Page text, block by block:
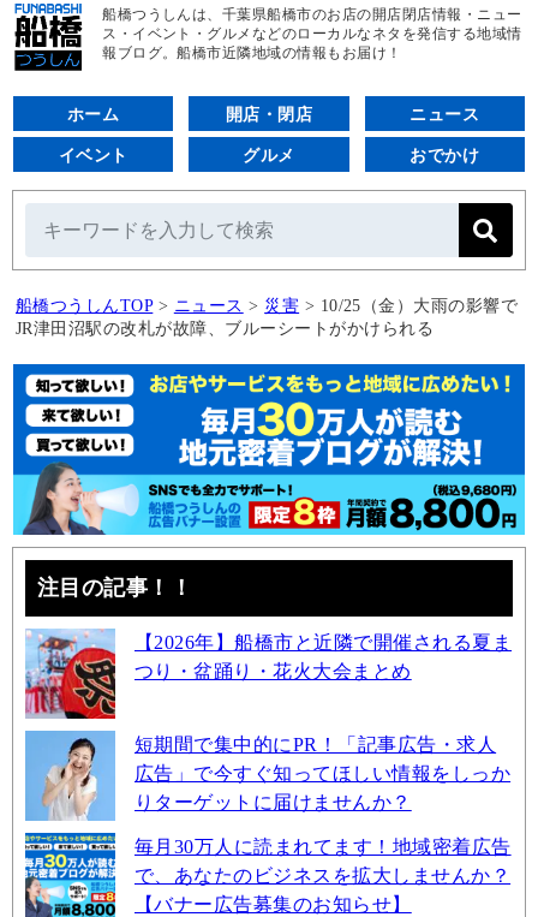
船橋つうしんは、千葉県船橋市のお店の開店閉店情報・ニュー
ス・イベント・グルメなどのローカルなネタを発信する地域情
報ブログ。船橋市近隣地域の情報もお届け！
ホーム 開店・閉店 ニュース
イベント グルメ おでかけ
船橋つうしんTOP > ニュース > 災害 > 10/25（金）大雨の影響で
JR津田沼駅の改札が故障、ブルーシートがかけられる
注目の記事！！
【2026年】船橋市と近隣で開催される夏ま
つり・盆踊り・花火大会まとめ
短期間で集中的にPR！「記事広告・求人
広告」で今すぐ知ってほしい情報をしっか
りターゲットに届けませんか？
毎月30万人に読まれてます！地域密着広告
で、あなたのビジネスを拡大しませんか？
【バナー広告募集のお知らせ】